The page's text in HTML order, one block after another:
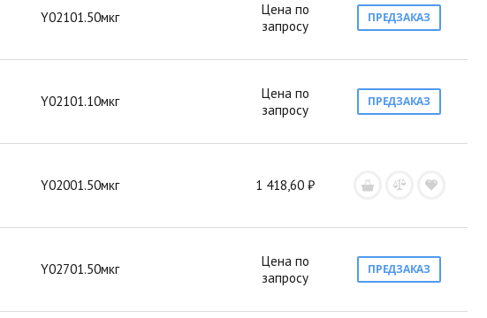
Y02101.50мкг
Цена по
запросу
ПРЕДЗАКАЗ
Y02101.10мкг
Цена по
запросу
ПРЕДЗАКАЗ
Y02001.50мкг 1 418,60 ₽
Y02701.50мкг
Цена по
запросу
ПРЕДЗАКАЗ